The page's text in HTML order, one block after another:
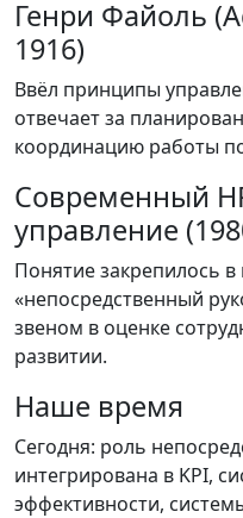
Генри Файоль
1916)
Ввёл принципы
отвечает за
координацию работы
Современный
управление
Понятие закрепилось
«непосредственный
звеном в оценке
развитии.
Наше время
Сегодня: роль
интегрирована в KPI,
эффективности,